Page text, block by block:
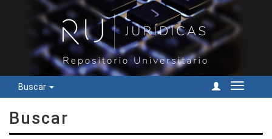
Buscar
Cambiar
Buscar